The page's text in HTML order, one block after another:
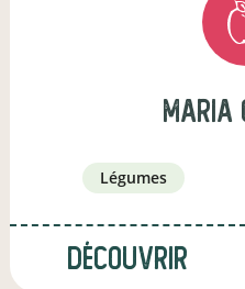
Maria
légumes
Découvrir